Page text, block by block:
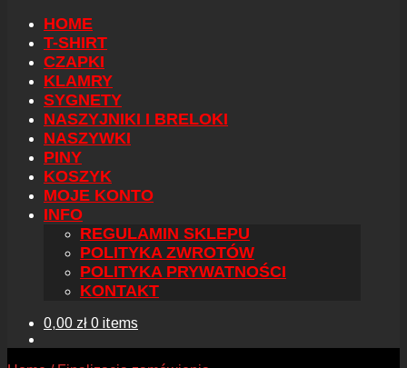
HOME
T-SHIRT
CZAPKI
KLAMRY
SYGNETY
NASZYJNIKI I BRELOKI
NASZYWKI
PINY
KOSZYK
MOJE KONTO
INFO
REGULAMIN SKLEPU
POLITYKA ZWROTÓW
POLITYKA PRYWATNOŚCI
KONTAKT
0,00 zł 0 items